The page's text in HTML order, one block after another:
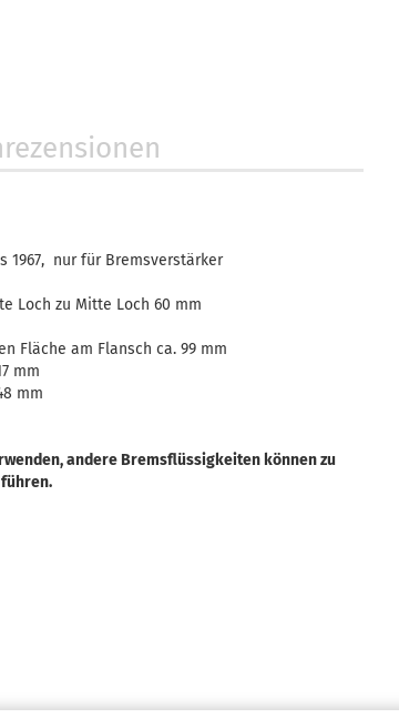
1967, nur für Bremsverstärker
Loch zu Mitte Loch 60 mm
Fläche am Flansch ca. 99 mm
mm
mm
andere Bremsflüssigkeiten können zu